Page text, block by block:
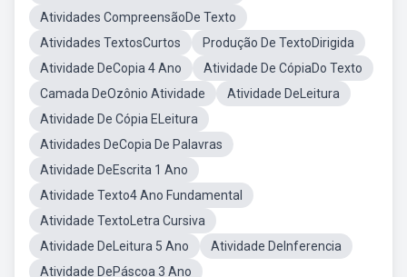
Atividades CompreensãoDe Texto
Atividades TextosCurtos
Produção De TextoDirigida
Atividade DeCopia 4 Ano
Atividade De CópiaDo Texto
Camada DeOzônio Atividade
Atividade DeLeitura
Atividade De Cópia ELeitura
Atividades DeCopia De Palavras
Atividade DeEscrita 1 Ano
Atividade Texto4 Ano Fundamental
Atividade TextoLetra Cursiva
Atividade DeLeitura 5 Ano
Atividade DeInferencia
Atividade DePáscoa 3 Ano